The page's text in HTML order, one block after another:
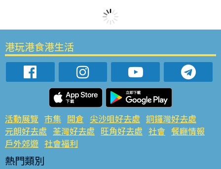
港玩港食港生活
活動展覽 市集 開倉 尖沙咀好去處 銅鑼灣好去處
元朗好去處 荃灣好去處 旺角好去處 社會 餐廳情報
戶外郊遊 社會福利
熱門類別